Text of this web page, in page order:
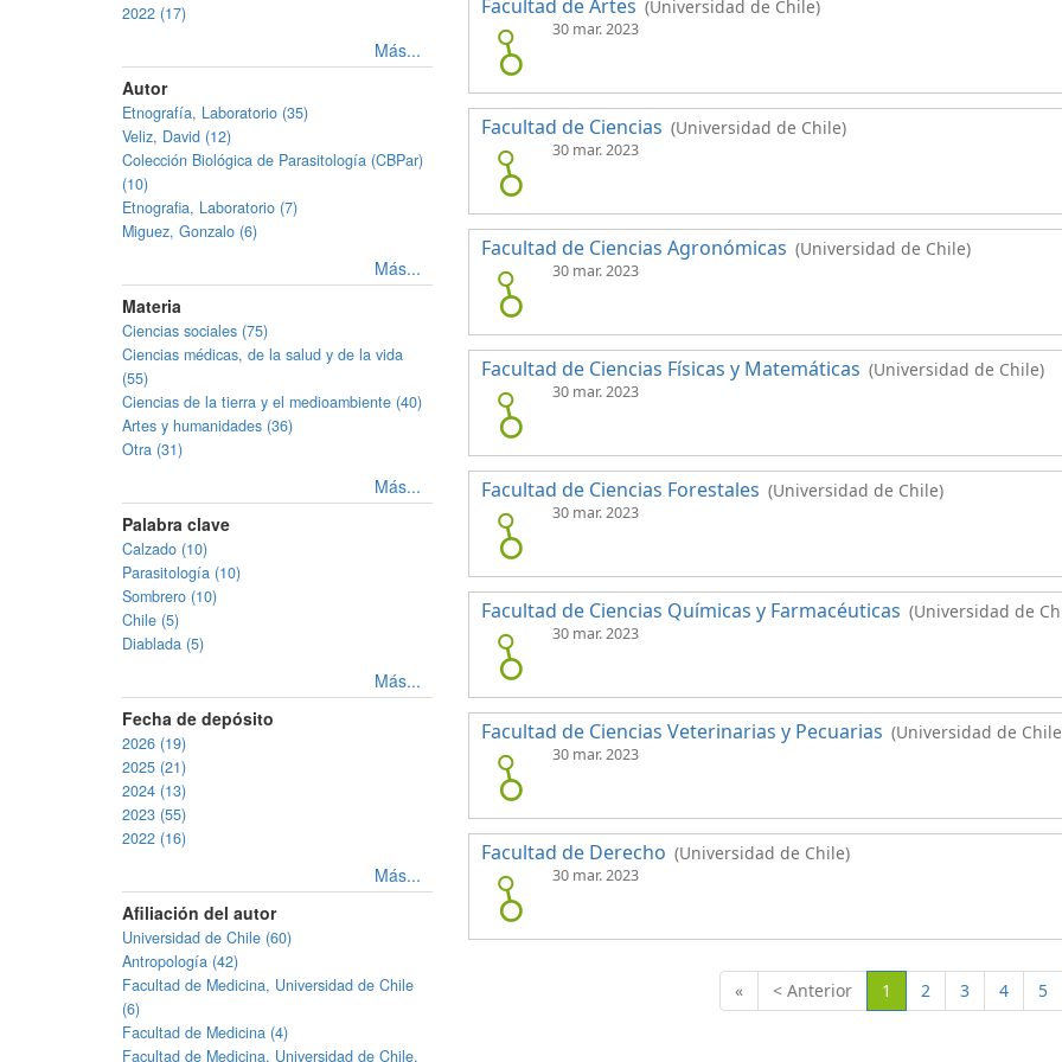
2022 (17)
Más...
Autor
Etnografía, Laboratorio (35)
Veliz, David (12)
Colección Biológica de Parasitología (CBPar)
(10)
Etnografia, Laboratorio (7)
Miguez, Gonzalo (6)
Más...
Materia
Ciencias sociales (75)
Ciencias médicas, de la salud y de la vida
(55)
Ciencias de la tierra y el medioambiente (40)
Artes y humanidades (36)
Otra (31)
Más...
Palabra clave
Calzado (10)
Parasitología (10)
Sombrero (10)
Chile (5)
Diablada (5)
Más...
Fecha de depósito
2026 (19)
2025 (21)
2024 (13)
2023 (55)
2022 (16)
Más...
Afiliación del autor
Universidad de Chile (60)
Antropología (42)
Facultad de Medicina, Universidad de Chile
(6)
Facultad de Medicina (4)
Facultad de Medicina, Universidad de Chile.
Facultad de Artes (Universidad de Chile)
30 mar. 2023
Facultad de Ciencias (Universidad de Chile)
30 mar. 2023
Facultad de Ciencias Agronómicas (Universidad de Chile)
30 mar. 2023
Facultad de Ciencias Físicas y Matemáticas (Universidad de Chile)
30 mar. 2023
Facultad de Ciencias Forestales (Universidad de Chile)
30 mar. 2023
Facultad de Ciencias Químicas y Farmacéuticas (Universidad de
30 mar. 2023
Facultad de Ciencias Veterinarias y Pecuarias (Universidad de
30 mar. 2023
Facultad de Derecho (Universidad de Chile)
30 mar. 2023
« < Anterior 1 (Actual)
2 3 4 5